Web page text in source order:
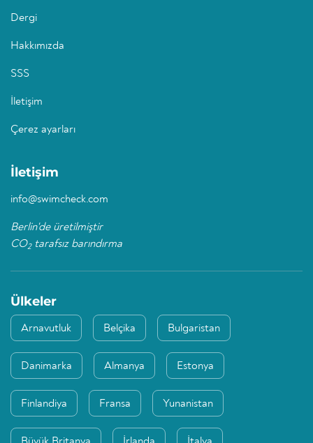
Dergi
Hakkımızda
SSS
İletişim
Çerez ayarları
İletişim
info@swimcheck.com
Berlin'de üretilmiştir
CO2tarafsız barındırma
Ülkeler
Arnavutluk Belçika Bulgaristan
Danimarka Almanya Estonya
Finlandiya Fransa Yunanistan